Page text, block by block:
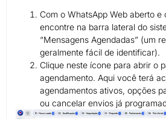
Com o WhatsApp Web aberto e
encontre na barra lateral do
“Mensagens Agendadas” (um
geralmente fácil de identificar).
Clique neste ícone para abrir o
agendamento. Aqui você terá
agendamentos ativos, opções
ou cancelar envios já